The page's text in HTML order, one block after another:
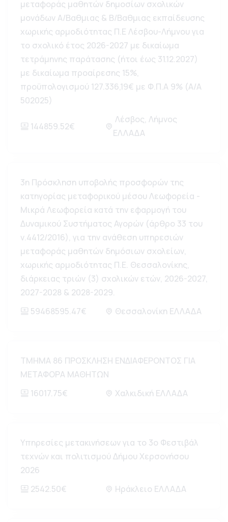
μεταφοράς μαθητών δημοσίων σχολικών
μονάδων Α/Βαθμιας & Β/Βαθμιας εκπαίδευσης
χωρικής αρμοδιότητας Π.Ε Λέσβου-Λήμνου για
το σχολικό έτος 2026-2027 με δικαίωμα
τετράμηνης παράτασης (ήτοι έως 31.12.2027)
με δικαίωμα προαίρεσης 15%,
προϋπολογισμού 127.336,19€ με Φ.Π.Α 9% (Α/Α
502025)
144859.52€
Λέσβος, Λήμνος
ΕΛΛΑΔΑ
3η Πρόσκληση υποβολής προσφορών της
κατηγορίας μεταφορικού μέσου Λεωφορεία -
Μικρά Λεωφορεία κατά την εφαρμογή του
Δυναμικού Συστήματος Αγορών (άρθρο 33 του
ν.4412/2016), για την ανάθεση υπηρεσιών
μεταφοράς μαθητών δημόσιων σχολείων,
χωρικής αρμοδιότητας Π.Ε. Θεσσαλονίκης,
διάρκειας τριών (3) σχολικών ετών, 2026-2027,
2027-2028 & 2028-2029.
59468595.47€
Θεσσαλονίκη ΕΛΛΑΔΑ
ΤΜΗΜΑ 86 ΠΡΟΣΚΛΗΣΗ ΕΝΔΙΑΦΕΡΟΝΤΟΣ ΓΙΑ
ΜΕΤΑΦΟΡΑ ΜΑΘΗΤΩΝ
16017.75€
Χαλκιδική ΕΛΛΑΔΑ
Υπηρεσίες μετακινήσεων για το 3ο Φεστιβάλ
τεχνών και πολιτισμού Δήμου Χερσονήσου
2026
2542.50€
Ηράκλειο ΕΛΛΑΔΑ